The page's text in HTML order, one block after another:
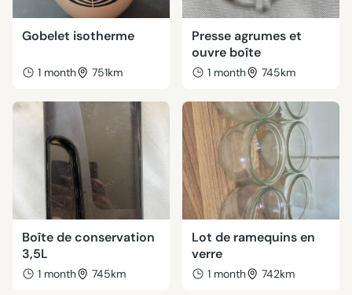
Gobelet isotherme
1 month 751km
Presse agrumes et
ouvre boîte
1 month 745km
Boîte de conservation
3,5L
1 month 745km
Lot de ramequins en
verre
1 month 742km